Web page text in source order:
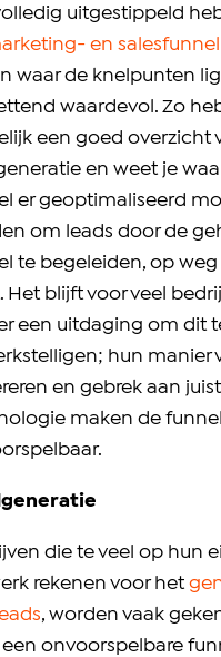
uitgestippeld
en salesfunnel
waar de knelpunten
waardevol. Zo
een goed overzicht
en weet je
er geoptimaliseerd
om leads door de
te begeleiden, op weg
Het blijft voor veel
een uitdaging om dit
hun manier
en gebrek aan
maken de funnel
die te veel op hun
rekenen voor het
, worden vaak
onvoorspelbare